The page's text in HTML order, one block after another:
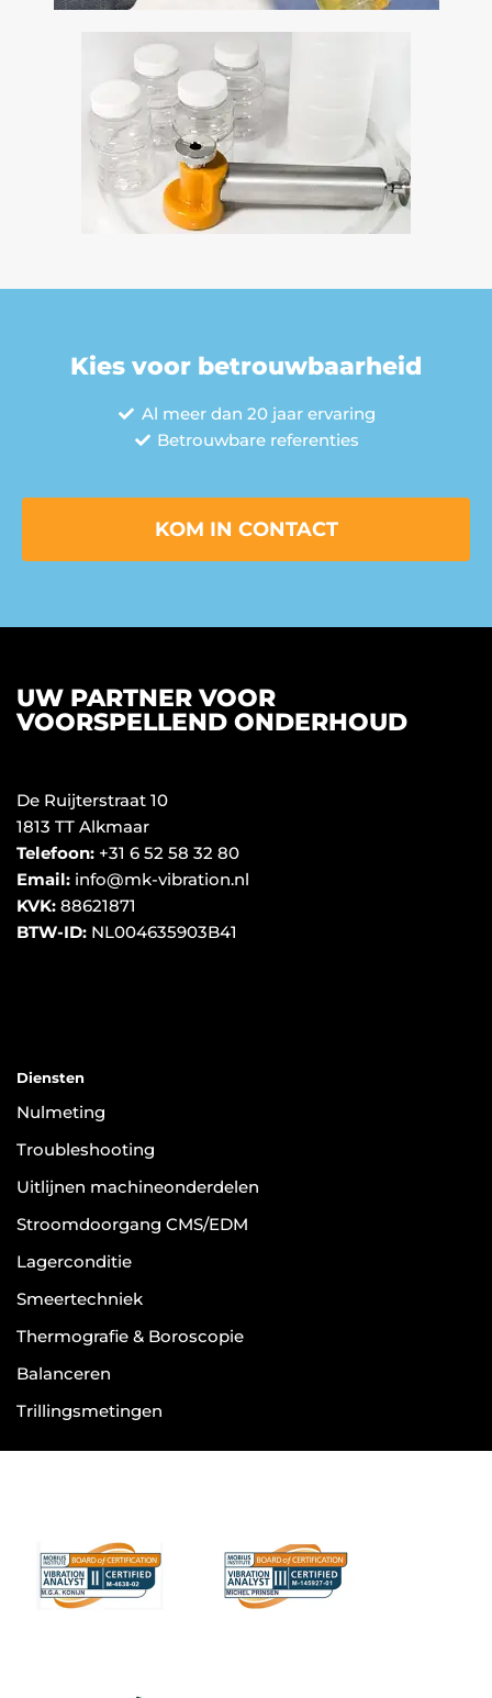
Kies voor betrouwbaarheid
Al meer dan 20 jaar ervaring
Betrouwbare referenties
KOM IN CONTACT
UW PARTNER VOOR
VOORSPELLEND ONDERHOUD
De Ruijterstraat 10
1813 TT Alkmaar
Telefoon: +31 6 52 58 32 80
Email: info@mk-vibration.nl
KVK: 88621871
BTW-ID: NL004635903B41
Diensten
Nulmeting
Troubleshooting
Uitlijnen machineonderdelen
Stroomdoorgang CMS/EDM
Lagerconditie
Smeertechniek
Thermografie & Boroscopie
Balanceren
Trillingsmetingen